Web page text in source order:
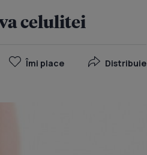
celulitei
Îmi place Distribuie